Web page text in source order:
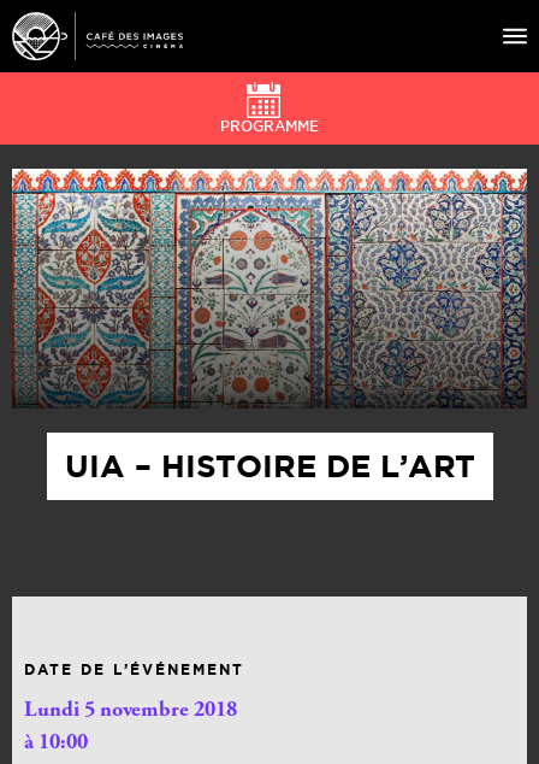
À L’AFFICHE
ÉVÉNEMENTS
CAFÉ DU CINÉ
PRATIQUE
ÉDUCATION AUX IMAGES
PROGRAMME
UIA – HISTOIRE DE L’ART
DATE DE L’ÉVÉNEMENT
Lundi 5 novembre 2018
à 10:00